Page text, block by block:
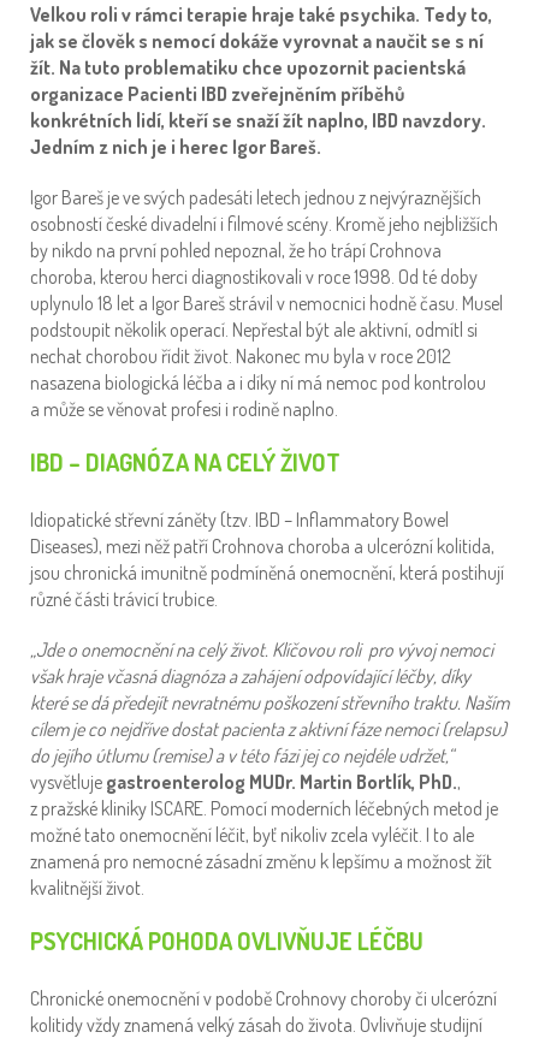
Velkou roli v rámci terapie hraje také psychika. Tedy to,
jak se člověk s nemocí dokáže vyrovnat a naučit se s ní
žít. Na tuto problematiku chce upozornit pacientská
organizace Pacienti IBD zveřejněním příběhů
konkrétních lidí, kteří se snaží žít naplno, IBD navzdory.
Jedním z nich je i herec Igor Bareš.
Igor Bareš je ve svých padesáti letech jednou z nejvýraznějších
osobností české divadelní i filmové scény. Kromě jeho nejbližších
by nikdo na první pohled nepoznal, že ho trápí Crohnova
choroba, kterou herci diagnostikovali v roce 1998. Od té doby
uplynulo 18 let a Igor Bareš strávil v nemocnici hodně času. Musel
podstoupit několik operací. Nepřestal být ale aktivní, odmítl si
nechat chorobou řídit život. Nakonec mu byla v roce 2012
nasazena biologická léčba a i díky ní má nemoc pod kontrolou
a může se věnovat profesi i rodině naplno.
IBD – DIAGNÓZA NA CELÝ ŽIVOT
Idiopatické střevní záněty (tzv. IBD – Inflammatory Bowel
Diseases), mezi něž patří Crohnova choroba a ulcerózní kolitida,
jsou chronická imunitně podmíněná onemocnění, která postihují
různé části trávicí trubice.
„Jde o onemocnění na celý život. Klíčovou roli pro vývoj nemoci
však hraje včasná diagnóza a zahájení odpovídající léčby, díky
které se dá předejít nevratnému poškození střevního traktu. Naším
cílem je co nejdříve dostat pacienta z aktivní fáze nemoci (relapsu)
do jejího útlumu (remise) a v této fázi jej co nejdéle udržet,“
vysvětluje gastroenterolog MUDr. Martin Bortlík, PhD.,
z pražské kliniky ISCARE. Pomocí moderních léčebných metod je
možné tato onemocnění léčit, byť nikoliv zcela vyléčit. I to ale
znamená pro nemocné zásadní změnu k lepšímu a možnost žít
kvalitnější život.
PSYCHICKÁ POHODA OVLIVŇUJE LÉČBU
Chronické onemocnění v podobě Crohnovy choroby či ulcerózní
kolitidy vždy znamená velký zásah do života. Ovlivňuje studijní